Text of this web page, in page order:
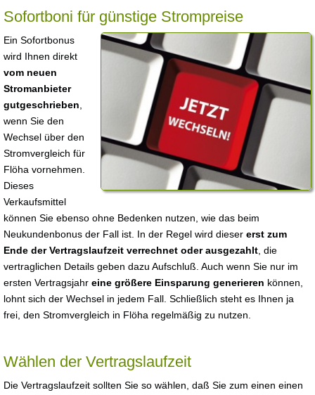
Sofortboni für günstige Strompreise
Ein Sofortbonus
wird Ihnen direkt
vom neuen
Stromanbieter
gutgeschrieben
wenn Sie den
Wechsel über den
Stromvergleich für
Flöha vornehmen.
Dieses
Verkaufsmittel
können Sie ebenso ohne Bedenken nutzen, wie das beim
Neukundenbonus der Fall ist. In der Regel wird dieser erst zum
Ende der Vertragslaufzeit verrechnet oder ausgezahlt , die
vertraglichen Details geben dazu Aufschluß. Auch wenn Sie nur im
ersten Vertragsjahr eine größere Einsparung generieren können,
lohnt sich der Wechsel in jedem Fall. Schließlich steht es Ihnen ja
frei, den Stromvergleich in Flöha regelmäßig zu nutzen.
Wählen der Vertragslaufzeit
Die Vertragslaufzeit sollten Sie so wählen, daß Sie zum einen einen